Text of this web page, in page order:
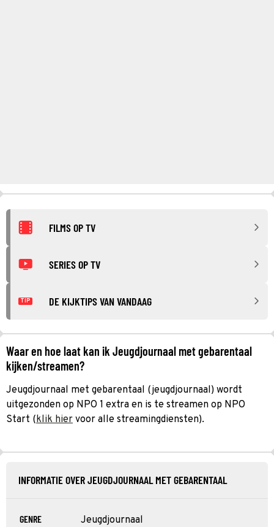
FILMS OP TV
SERIES OP TV
TIP DE KIJKTIPS VAN VANDAAG
Waar en hoe laat kan ik Jeugdjournaal met gebarentaal
kijken/streamen?
Jeugdjournaal met gebarentaal (jeugdjournaal) wordt
uitgezonden op NPO 1 extra en is te streamen op NPO
Start (klik hier voor alle streamingdiensten).
INFORMATIE OVER JEUGDJOURNAAL MET GEBARENTAAL
GENRE Jeugdjournaal